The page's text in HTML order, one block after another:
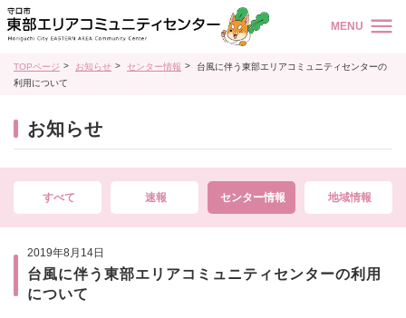
MENU
TOPページ お知らせ センター情報
台風に伴う東部エリアコミュニティセンターの
利用について
お知らせ
すべて 速報 センター情報 地域情報
2019年8月14日
台風に伴う東部エリアコミュニティセンターの利用
について